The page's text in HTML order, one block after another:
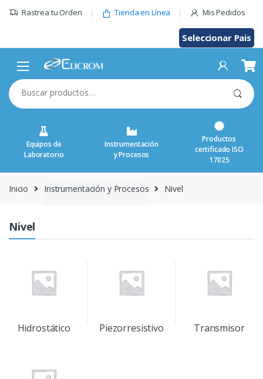
Rastrea tu Orden Tienda en Línea Mis Pedidos
Seleccionar Pais
Buscar
por:
Equipos de
Laboratorio
Instrumentación
y Procesos
Productos
certificado ISO
17025
Inicio Instrumentación y Procesos Nivel
Nivel
Hidrostático Piezorresistivo Transmisor